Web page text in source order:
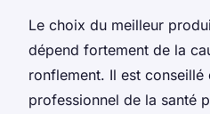
Le choix du meilleur
dépend fortement de la
ronflement. Il est conseillé
professionnel de la santé